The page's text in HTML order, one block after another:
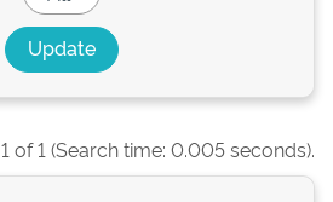
of 1 (Search time: 0.005 seconds).